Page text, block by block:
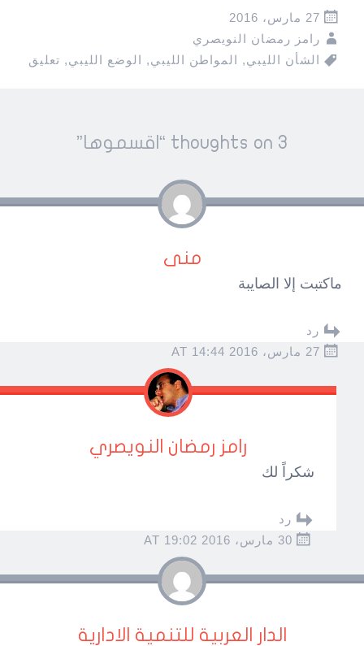
27 مارس، 2016
رامز رمضان النويصري
الشأن الليبي, المواطن الليبي, الوضع الليبي, تعليق
Post
navigation
3 thoughts on “ اقسموها”
منى
ماكتبت إلا الصايبة
رد
27 مارس، 2016 AT 14:44
رامز رمضان النويصري
شكراً لك
رد
30 مارس، 2016 AT 19:02
الدار العربية للتنمية الادارية